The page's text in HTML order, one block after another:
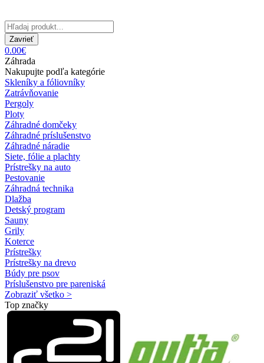
Zavrieť
0.00€
Záhrada
Nakupujte podľa kategórie
Skleníky a fóliovníky
Zatrávňovanie
Pergoly
Ploty
Záhradné domčeky
Záhradné príslušenstvo
Záhradné náradie
Siete, fólie a plachty
Prístrešky na auto
Pestovanie
Záhradná technika
Dlažba
Detský program
Sauny
Grily
Koterce
Prístrešky
Prístrešky na drevo
Búdy pre psov
Príslušenstvo pre pareniská
Zobraziť všetko >
Top značky